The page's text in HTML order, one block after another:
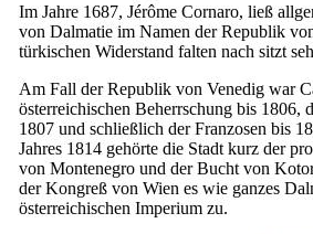
Im Jahre 1687, Jérôme Cornaro, ließ
von Dalmatie im Namen der Republik
türkischen Widerstand falten nach sitzt
Am Fall der Republik von Venedig war
österreichischen Beherrschung bis 1806,
1807 und schließlich der Franzosen bis
Jahres 1814 gehörte die Stadt kurz der
von Montenegro und der Bucht von
der Kongreß von Wien es wie ganzes
österreichischen Imperium zu.